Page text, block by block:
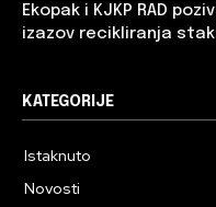
Ekopak i KJKP RAD
izazov recikliranja
KATEGORIJE
Istaknuto
Novosti